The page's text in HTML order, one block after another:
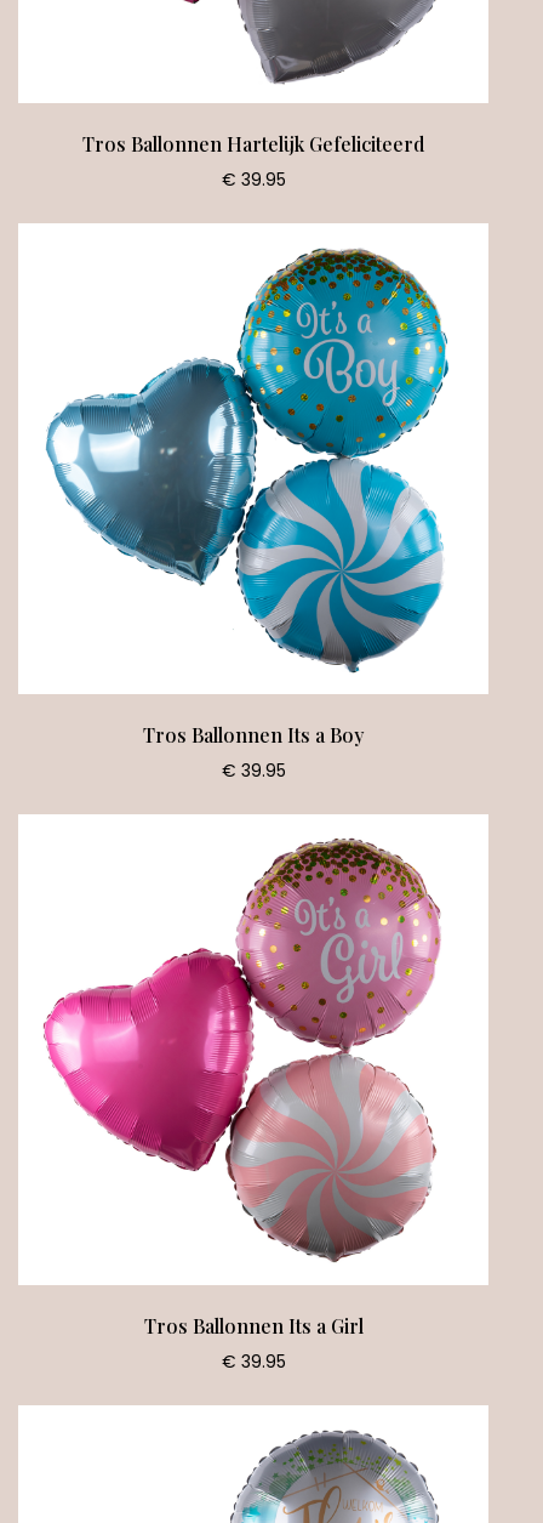
Tros Ballonnen Hartelijk Gefeliciteerd
€ 39.95
Tros Ballonnen Its a Boy
€ 39.95
Tros Ballonnen Its a Girl
€ 39.95